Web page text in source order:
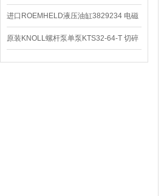
编码器
进口ROEMHELD液压油缸3829234 电磁
阀定位器
原装KNOLL螺杆泵单泵KTS32-64-T 切碎
排屑机